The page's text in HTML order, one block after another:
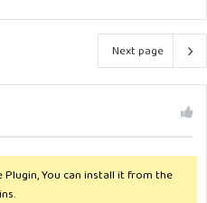
Next page
You can install it from the